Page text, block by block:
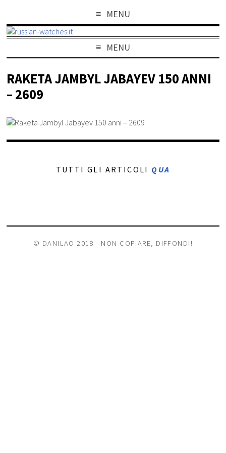
MENU
MENU
RAKETA JAMBYL JABAYEV 150 ANNI
– 2609
TUTTI GLI ARTICOLI QUA
© DANILAO 2018 - NON COPIARE, DIFFONDI!